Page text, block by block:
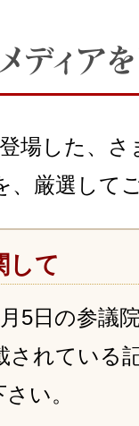
場した、
、厳選して
して
5日の参議
されている
い。